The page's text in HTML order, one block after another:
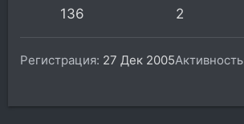
136 2
Регистрация 27 Дек 2005Активность